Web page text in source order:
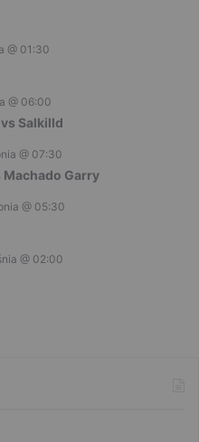
@ 01:30
@ 06:00
Salkilld
@ 07:30
Machado Garry
@ 05:30
@ 02:00